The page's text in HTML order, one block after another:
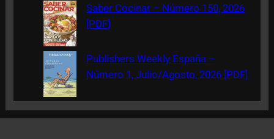
Saber Cocinar – Número 150, 2026
[PDF]
Publishers Weekly España –
Número 1, Julio/Agosto, 2026 [PDF]